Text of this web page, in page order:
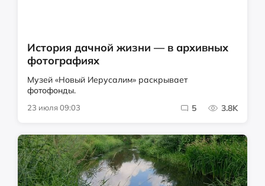
История дачной жизни — в архивных
фотографиях
Музей «Новый Иерусалим» раскрывает
фотофонды.
23 июля 09:03 5 3.8K